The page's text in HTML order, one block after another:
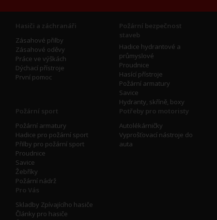
Hasiči a záchranáři
Zásahové přilby
Zásahové oděvy
Práce ve výškách
Dýchací přístroje
První pomoc
Požární bezpečnost
staveb
Hadice hydrantové a
průmyslové
Proudnice
Hasící přístroje
Požární armatury
Savice
Hydranty, skříně, boxy
Požární sport
Požární armatury
Hadice pro požární sport
Přilby pro požární sport
Proudnice
Savice
Žebříky
Požární nádrž
Potřeby pro motoristy
Autolékárničky
Vyprošťovací nástroje do
auta
Pro Vás
Skladby Zpívajícího hasiče
Články pro hasiče